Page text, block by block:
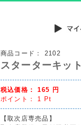
商品コード： 2102
スターターキッ
税込価格： 165 円
ポイント： 1 Pt
【取次店専売品】